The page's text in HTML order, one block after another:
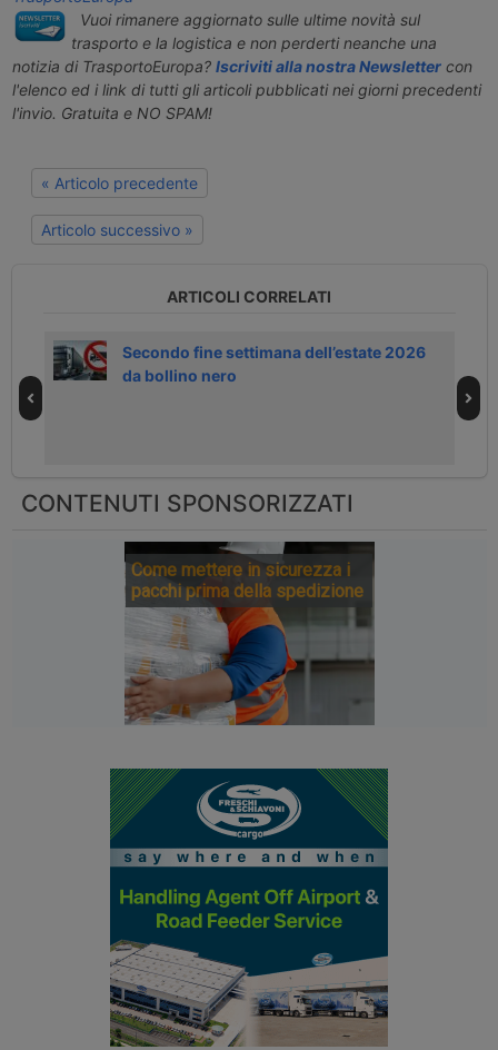
Vuoi rimanere aggiornato sulle ultime novità sul
trasporto e la logistica e non perderti neanche una
notizia di TrasportoEuropa? Iscriviti alla nostra Newslettercon
l'elenco ed i link di tutti gli articoli pubblicati nei giorni precedenti
l'invio. Gratuita e NO SPAM!
« Articolo precedente
Articolo successivo »
ARTICOLI CORRELATI
Secondo fine settimana dell’estate 2026
da bollino nero
CONTENUTI SPONSORIZZATI
Come mettere in sicurezza i
pacchi prima della spedizione